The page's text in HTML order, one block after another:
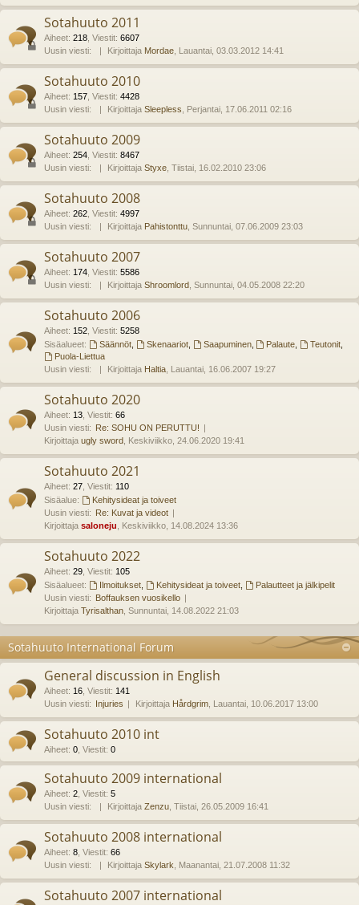
Sotahuuto 2011
Aiheet: 218 Viestit: 6607
Uusin viesti:
Kirjoittaja Mordae , Lauantai, 03.03.2012 14:41
Sotahuuto 2010
Aiheet: 157 Viestit: 4428
Uusin viesti:
Kirjoittaja Sleepless , Perjantai, 17.06.2011 02:16
Sotahuuto 2009
Aiheet: 254 Viestit: 8467
Uusin viesti:
Kirjoittaja Styxe , Tiistai, 16.02.2010 23:06
Sotahuuto 2008
Aiheet: 262 Viestit: 4997
Uusin viesti:
Kirjoittaja Pahistonttu , Sunnuntai, 07.06.2009 23:03
Sotahuuto 2007
Aiheet: 174 Viestit: 5586
Uusin viesti:
Kirjoittaja Shroomlord , Sunnuntai, 04.05.2008 22:20
Sotahuuto 2006
Aiheet: 152 Viestit: 5258
Sisäalueet:
Säännöt, Skenaariot, Saapuminen, Palaute Teutonit
Puola-Liettua
Uusin viesti:
Kirjoittaja Haltia , Lauantai, 16.06.2007 19:27
Sotahuuto 2020
Aiheet: 13 Viestit: 66
Uusin viesti: Re: SOHU ON PERUTTU!
Kirjoittaja ugly sword , Keskiviikko, 24.06.2020 19:41
Sotahuuto 2021
Aiheet: 27 Viestit: 110
Sisäalue:
Kehitysideat ja toiveet
Uusin viesti: Re: Kuvat ja videot
Kirjoittaja saloneju , Keskiviikko, 14.08.2024 13:36
Sotahuuto 2022
Aiheet: 29 Viestit: 105
Sisäalueet:
Ilmoitukset, Kehitysideat ja toiveet,
Palautteet ja jälkipelit
Uusin viesti: Boffauksen vuosikello
Kirjoittaja Tyrisalthan , Sunnuntai, 14.08.2022 21:03
Sotahuuto International Forum
General discussion in English
Aiheet: 16 Viestit: 141
Uusin viesti: Injuries Kirjoittaja Hårdgrim , Lauantai, 10.06.2017 13:00
Sotahuuto 2010 int
Aiheet: 0 Viestit: 0
Sotahuuto 2009 international
Aiheet: 2 Viestit: 5
Uusin viesti:
Kirjoittaja Zenzu , Tiistai, 26.05.2009 16:41
Sotahuuto 2008 international
Aiheet: 8 Viestit: 66
Uusin viesti:
Kirjoittaja Skylark , Maanantai, 21.07.2008 11:32
Sotahuuto 2007 international